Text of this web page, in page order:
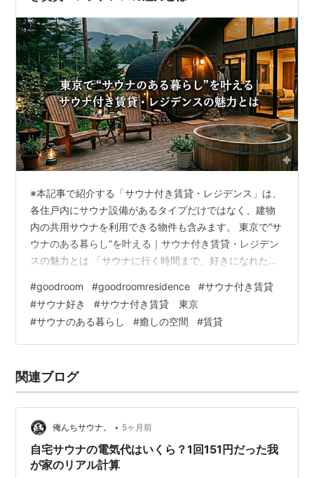
※本記事で紹介する「サウナ付き賃貸・レジデンス」は、
各住戸内にサウナ設備があるタイプだけではなく、建物
内の共用サウナを利用できる物件も含みます。 東京で“サ
ウナのある暮らし”を叶える｜サウナ付き賃貸・レジデン
スの魅力とは 「サウナに行く時間まで、好きになれたら
なふうに感じる瞬間ってありませんか？ 仕事終わりにサ
ウナへ向かう時間。お気に入りの施設を探すワクワク
感。じんわり汗をかいた後、外気浴でぼーっと空を見上
げるあの時間。 サウナ好きにとって、“整う時間”はただ
慣ですよね。 最近では、「休日にサ…
#goodroom #goodroomresidence #サウナ付き賃貸
#サウナ好き #サウナ付き賃貸 東京
#サウナのある暮らし #癒しの空間 #賃貸
関連ブログ
俺んちサウナ。 • 5ヶ月前
自宅サウナの電気代はいくら？1回151円だった我
が家のリアル計算